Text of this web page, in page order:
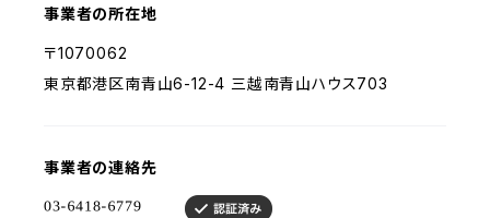
事業者の所在地
〒1070062
東京都港区南青山6-12-4 三越南青山ハウス703
事業者の連絡先